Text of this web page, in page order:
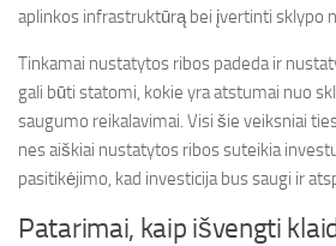
aplinkos infrastruktūrą bei įvertinti sklypo
Tinkamai nustatytos ribos padeda ir
gali būti statomi, kokie yra atstumai nuo
saugumo reikalavimai. Visi šie veiksniai
nes aiškiai nustatytos ribos suteikia
pasitikėjimo, kad investicija bus saugi ir
Patarimai, kaip išvengti